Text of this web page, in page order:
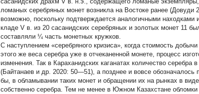
ломаных серебряных монет возникла на Востоке ранее
возможно, поскольку подтверждается аналогичными
кладе V в. из 20 сасанидских серебряных и золотых монет 11
составляли ¼ часть монетных кружков.
С наступлением «серебряного кризиса», когда стоимость
этого же веса серебра уже в отчеканенной монете, процесс
изменения. Так в Караханидских каганатах количество
(Байтанаев и др. 2020: 50—51), а позднее и вовсе
бы, в обламывании таких монет и обращении их на рынках в
собственно серебра. Тем не менее в Южном Казахстане